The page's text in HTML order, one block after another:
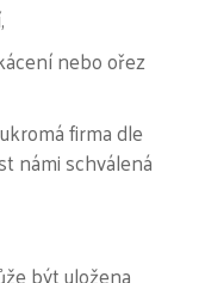
nebo ořez
firma dle
námi schválená
být uložena